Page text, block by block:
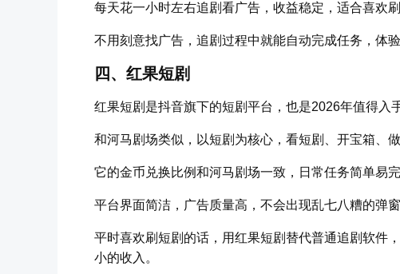
每天花一小时左右追剧看广告，收益稳定，适合喜欢
不用刻意找广告，追剧过程中就能自动完成任务，体验
四、红果短剧
红果短剧是抖音旗下的短剧平台，也是2026年值得入
和河马剧场类似，以短剧为核心，看短剧、开宝箱、
它的金币兑换比例和河马剧场一致，日常任务简单易完
平台界面简洁，广告质量高，不会出现乱七八糟的弹
平时喜欢刷短剧的话，用红果短剧替代普通追剧软件
小的收入。